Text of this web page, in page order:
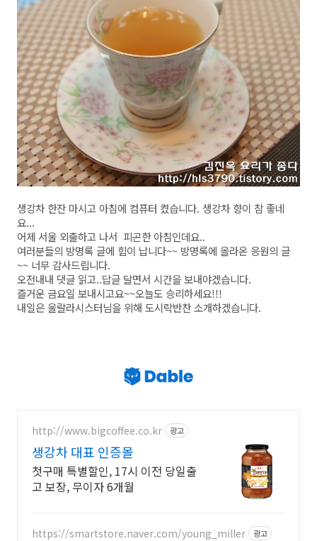
생강차 한잔 마시고 아침에 컴퓨터 켰습니다. 생강차 향이 참 좋네
요...
어제 서울 외출하고 나서 피곤한 아침인데요..
여러분들의 방명록 글에 힘이 납니다~~ 방명록에 올라온 응원의 글
~~ 너무 감사드립니다.
오전내내 댓글 읽고..답글 달면서 시간을 보내야겠습니다.
즐거운 금요일 보내시고요~~오늘도 승리하세요!!!
내일은 울랄라시스터님을 위해 도시락반찬 소개하겠습니다.
http://www.bigcoffee.co.kr 광고
생강차 대표 인증몰
첫구매 특별할인, 17시 이전 당일출
고 보장, 무이자 6개월
https://smartstore.naver.com/young_miller 광고